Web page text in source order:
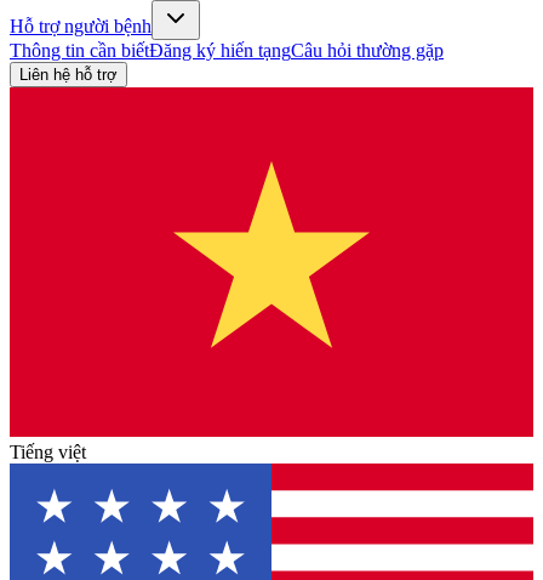
Hỗ trợ người bệnh
Thông tin cần biếtĐăng ký hiến tạngCâu hỏi thường gặp
Liên hệ hỗ trợ
Tiếng việt